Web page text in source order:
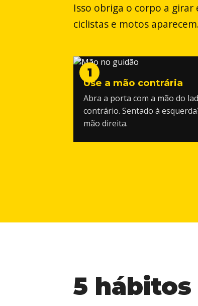
Isso obriga o corpo a
ciclistas e motos
1
Use a mão contrária
Abra a porta com a mão do
contrário. Sentado à
mão direita.
5 hábitos